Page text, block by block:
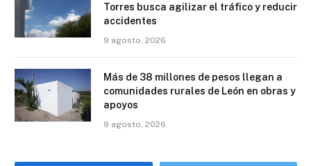
Torres busca agilizar el tráfico y reducir
accidentes
9 agosto, 2026
Más de 38 millones de pesos llegan a
comunidades rurales de León en obras y
apoyos
9 agosto, 2026